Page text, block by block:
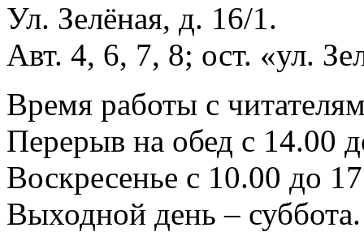
Ул. Зелёная, д. 16/1.
Авт. 4, 6, 7, 8; ост. «ул.
Время работы с
Перерыв на обед с 14.00
Воскресенье с 10.00 до
Выходной день – суббота.